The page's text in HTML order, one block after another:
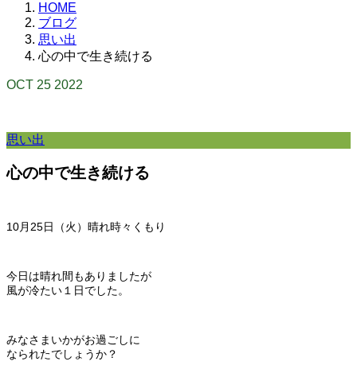
HOME
ブログ
思い出
心の中で生き続ける
OCT 25 2022
思い出
心の中で生き続ける
10月25日（火）晴れ時々くもり
今日は晴れ間もありましたが
風が冷たい１日でした。
みなさまいかがお過ごしに
なられたでしょうか？